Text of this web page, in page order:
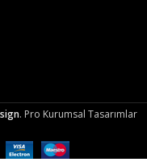
. Pro Kurumsal Tasarımlar